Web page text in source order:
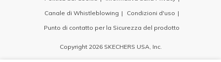
Canale di Whistleblowing
Condizioni d'uso
Punto di contatto per la Sicurezza del prodotto
Copyright 2026 SKECHERS USA, Inc.